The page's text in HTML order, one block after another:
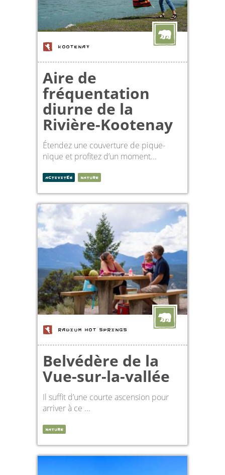
KOOTENAY
Aire de
fréquentation
diurne de la
Rivière-Kootenay
Étendez une couverture de pique-
nique et profitez d’un moment...
ACTIVITÉS NATURE
RADIUM HOT SPRINGS
Belvédère de la
Vue-sur-la-vallée
Il suffit d’une courte ascension pour
arriver à ce ...
NATURE